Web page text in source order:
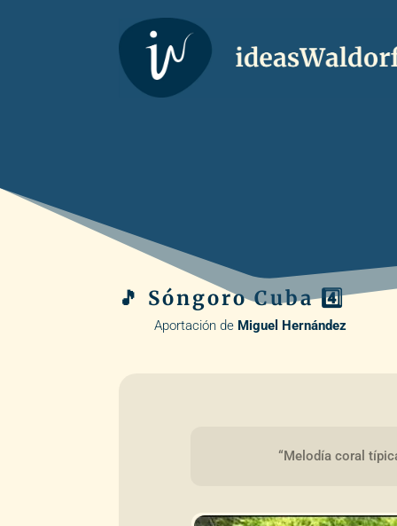
🎵 Sóngoro Cuba 4️⃣
Aportación de Miguel Hernández
“Melodía coral